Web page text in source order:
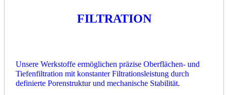
FILTRATION
Unsere Werkstoffe ermöglichen präzise Oberflächen- und
Tiefenfiltration mit konstanter Filtrationsleistung durch
definierte Porenstruktur und mechanische Stabilität.